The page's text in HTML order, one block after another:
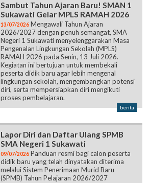
Sambut Tahun Ajaran Baru! SMAN 1
Sukawati Gelar MPLS RAMAH 2026
13/07/2026 Mengawali Tahun Ajaran
2026/2027 dengan penuh semangat, SMA
Negeri 1 Sukawati menyelenggarakan Masa
Pengenalan Lingkungan Sekolah (MPLS)
RAMAH 2026 pada Senin, 13 Juli 2026.
Kegiatan ini bertujuan untuk membekali
peserta didik baru agar lebih mengenal
lingkungan sekolah, mengembangkan potensi
diri, serta mempersiapkan diri mengikuti
proses pembelajaran.
berita
Lapor Diri dan Daftar Ulang SPMB
SMA Negeri 1 Sukawati
09/07/2026 Panduan resmi bagi calon peserta
didik baru yang telah dinyatakan diterima
melalui Sistem Penerimaan Murid Baru
(SPMB) Tahun Pelajaran 2026/2027